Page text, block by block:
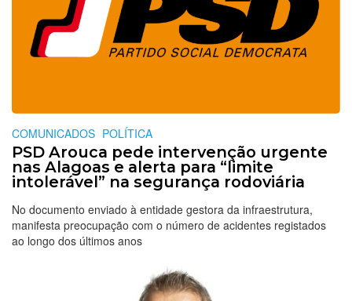
COMUNICADOS POLÍTICA
PSD Arouca pede intervenção urgente
nas Alagoas e alerta para “limite
intolerável” na segurança rodoviária
No documento enviado à entidade gestora da infraestrutura,
manifesta preocupação com o número de acidentes registados
ao longo dos últimos anos